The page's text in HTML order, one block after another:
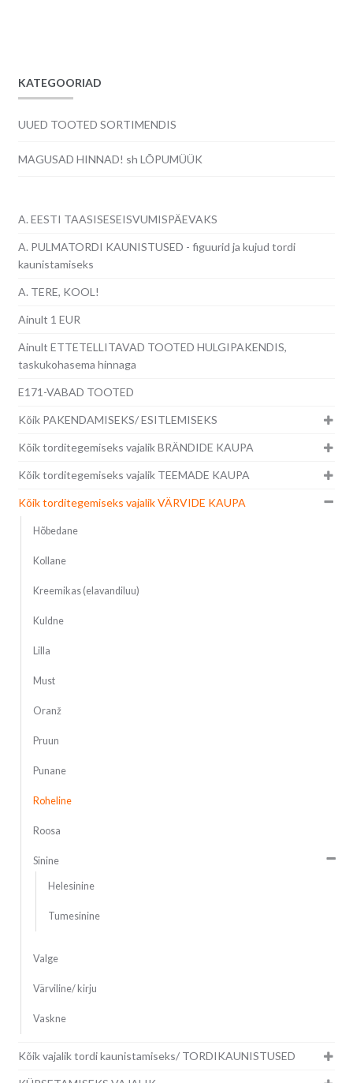
KATEGOORIAD
UUED TOOTED SORTIMENDIS
MAGUSAD HINNAD! sh LÕPUMÜÜK
A. EESTI TAASISESEISVUMISPÄEVAKS
A. PULMATORDI KAUNISTUSED - figuurid ja kujud tordi
kaunistamiseks
A. TERE, KOOL!
Ainult 1 EUR
Ainult ETTETELLITAVAD TOOTED HULGIPAKENDIS,
taskukohasema hinnaga
E171-VABAD TOOTED
Kõik PAKENDAMISEKS/ ESITLEMISEKS
Kõik torditegemiseks vajalik BRÄNDIDE KAUPA
Kõik torditegemiseks vajalik TEEMADE KAUPA
Kõik torditegemiseks vajalik VÄRVIDE KAUPA
Hõbedane
Kollane
Kreemikas (elavandiluu)
Kuldne
Lilla
Must
Oranž
Pruun
Punane
Roheline
Roosa
Sinine
Helesinine
Tumesinine
Valge
Värviline/ kirju
Vaskne
Kõik vajalik tordi kaunistamiseks/ TORDIKAUNISTUSED